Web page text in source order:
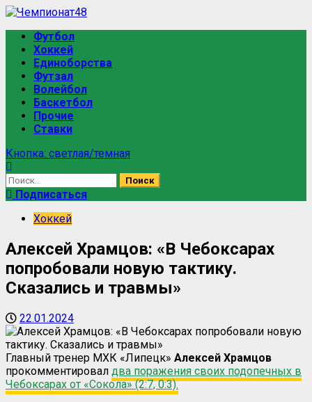
Футбол
Хоккей
Единоборства
Футзал
Волейбол
Баскетбол
Прочие
Ставки
Кнопка: светлая/темная
Подписаться
Хоккей
Алексей Храмцов: «В Чебоксарах
попробовали новую тактику.
Сказались и травмы»
22.01.2024
Главный тренер МХК «Липецк» Алексей Храмцов
прокомментировал два поражения своих подопечных в
Чебоксарах от «Сокола» (2:7, 0:3).